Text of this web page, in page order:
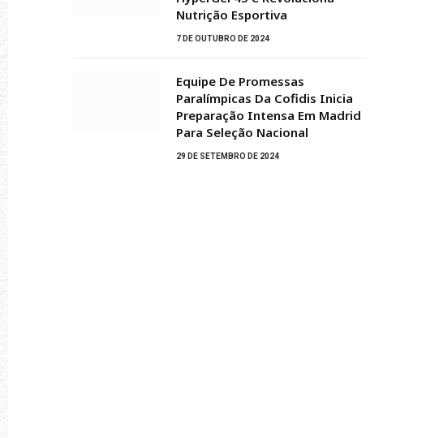
Nutrição Esportiva
7 DE OUTUBRO DE 2024
Equipe De Promessas
Paralímpicas Da Cofidis Inicia
Preparação Intensa Em Madrid
Para Seleção Nacional
29 DE SETEMBRO DE 2024